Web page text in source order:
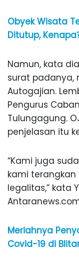
Obyek Wisata
Ditutup,
Namun, kata
surat padanya,
Autogajian.
Pengurus
Tulungagung.
penjelasan itu
“Kami juga
kami
legalitas,” kata
Meriahnya
Covid-19 di